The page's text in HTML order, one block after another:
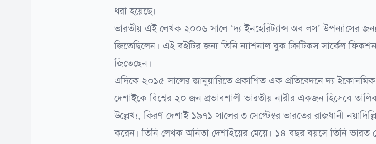
ধরা হয়েছে।
ভারতীয় এই লেখক ২০০৬ সালে ‘দ্য ইনহেরিট্যান্স অব লস’ উপন্যাসের
জিতেছিলেন। এই বইটির জন্য তিনি ন্যাশনাল বুক ক্রিটিকস সার্কেল
জিতেছেন।
এদিকে ২০১৫ সালের জানুয়ারিতে প্রকাশিত এক প্রতিবেদনে দ্য
দেশাইকে বিশ্বের ২০ জন প্রভাবশালী ভারতীয় নারীর একজন হিসেবে
উল্লেখ্য, কিরণ দেশাই ১৯৭১ সালের ৩ সেপ্টেম্বর ভারতের রাজধানী
করেন। তিনি লেখক অনিতা দেশাইয়ের মেয়ে। ১৪ বছর বয়সে তিনি ভারত